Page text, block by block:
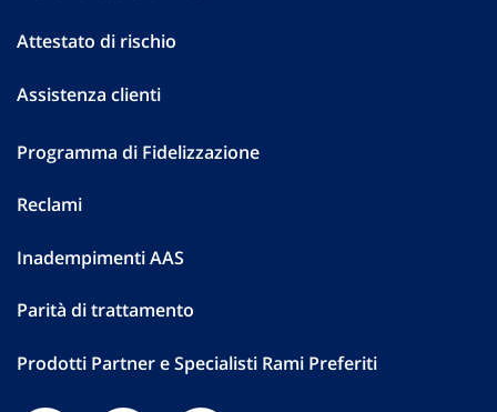
Attestato di rischio
Assistenza clienti
Programma di Fidelizzazione
Reclami
Inadempimenti AAS
Parità di trattamento
Prodotti Partner e Specialisti Rami Preferiti